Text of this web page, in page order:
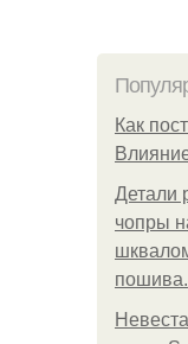
Как
Детали
чопры
пошива.